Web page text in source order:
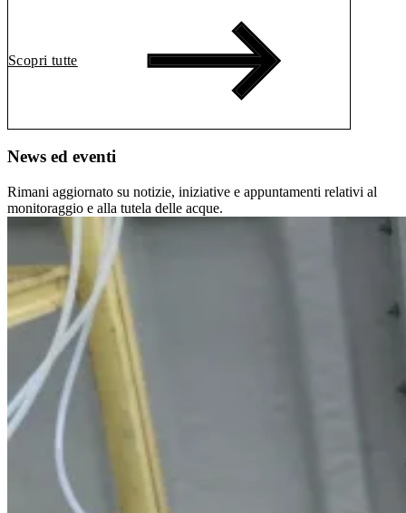
Scopri tutte
News ed eventi
Rimani aggiornato su notizie, iniziative e appuntamenti relativi al
monitoraggio e alla tutela delle acque.